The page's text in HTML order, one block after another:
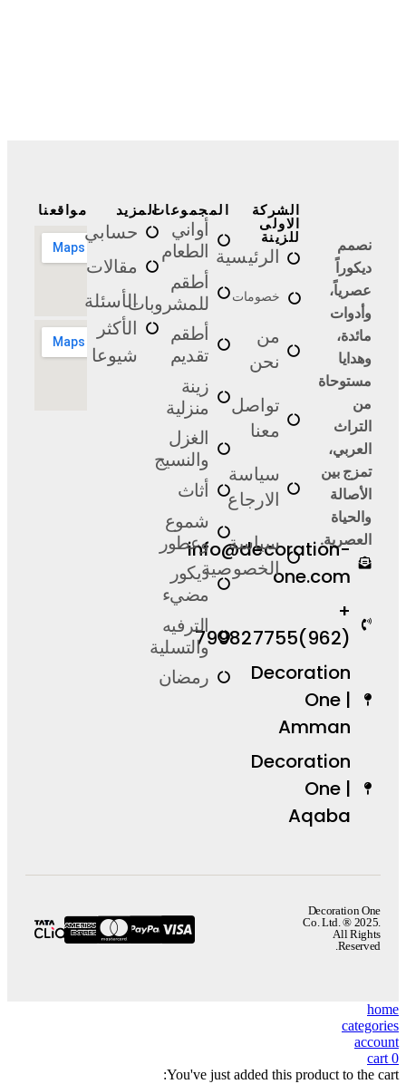
نصمم
ديكوراً
عصرياً،
وأدوات
مائدة،
وهدايا
مستوحاة
من
التراث
العربي،
تمزج بين
الأصالة
والحياة
العصرية.
info@decoration-
one.com
+
(962)799827755
Decoration
One |
Amman
Decoration
One |
Aqaba
مواقعنا الشركة
الاولى
للزينة
الرئيسية
خصومات
من
نحن
تواصل
معنا
سياسة
الارجاع
سياسة
الخصوصية
المجموعات
أواني
الطعام
أطقم
للمشروبات
أطقم
تقديم
زينة
منزلية
الغزل
والنسيج
أثاث
شموع
وعطور
ديكور
مضيء
الترفيه
والتسلية
رمضان
المزيد
حسابي
مقالات
الأسئلة
الأكثر
شيوعا
Decoration One
Co. Ltd. ® 2025.
All Rights
Reserved.
home
categories
account
0
cart
You've just added this product to the cart: